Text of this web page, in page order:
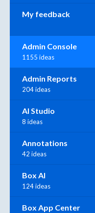
My feedback
Admin Console
1155 ideas
Admin Reports
204 ideas
AI Studio
8 ideas
Annotations
42 ideas
Box AI
124 ideas
Box App Center